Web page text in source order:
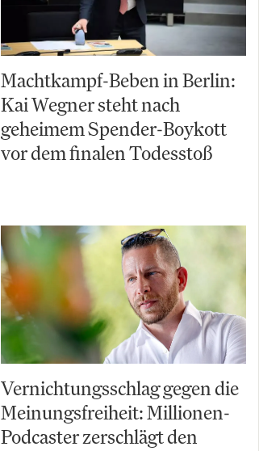
Machtkampf-Beben in Berlin:
Kai Wegner steht nach
geheimem Spender-Boykott
vor dem finalen Todesstoß
Vernichtungsschlag gegen die
Meinungsfreiheit: Millionen-
Podcaster zerschlägt den